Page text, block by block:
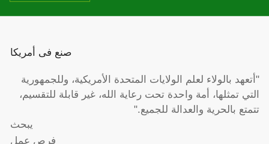
صنع فى أمريكا
"أتعهد بالولاء لعلم الولايات المتحدة الأمريكية، وللجمهورية
التي تمثلها، أمة واحدة تحت رعاية الله، غير قابلة للتقسيم،
تتمتع بالحرية والعدالة للجميع."
يبحث
فرص عمل